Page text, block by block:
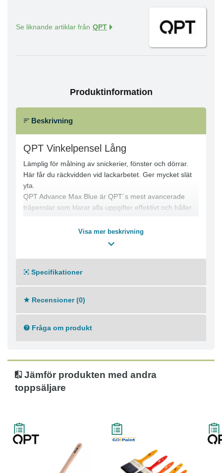
Se liknande artiklar från QPT
Produktinformation
Beskrivning
QPT Vinkelpensel Lång
Lämplig för målning av snickerier, fönster och dörrar.
Här får du räckvidden vid lackarbetet. Ger mycket slät
yta.
QPT Advance Max Blue är QPT´s mest avancerade
träpenslar som klarar alla uppgifter effektivt och håller
bokträhandtag, tjocka rostfria bleck och
specialbehandlad borst i optimerad recept/funktion.
som endast nöjer sig med det bästa!
Visa mer beskrivning
Specifikationer
Recensioner (0)
Fråga om produkt
Jämför produkten med andra
toppsäljare